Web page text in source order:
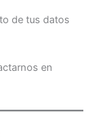
de tus datos
en